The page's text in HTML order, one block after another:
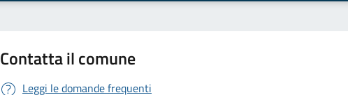
Contatta il comune
Leggi le domande frequenti